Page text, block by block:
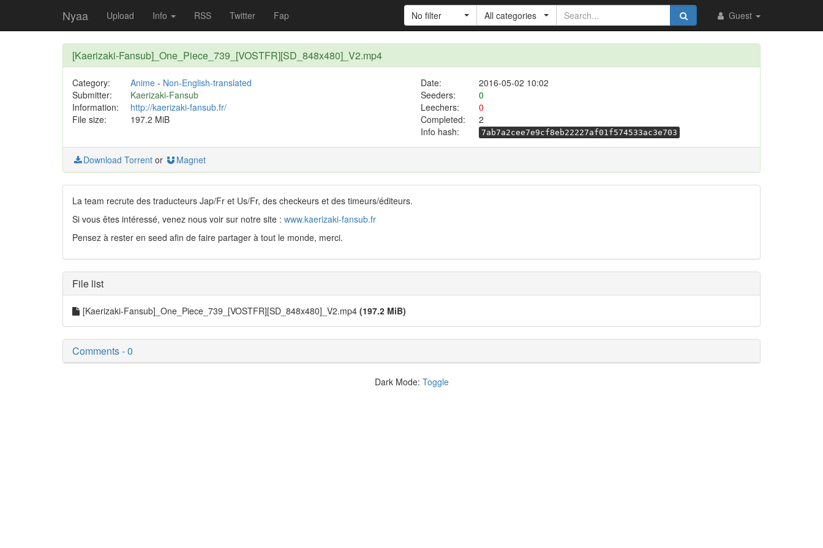
Nyaa Upload Info RSS Twitter Fap Guest
No filter All categories
[Kaerizaki-Fansub]_One_Piece_739_[VOSTFR][SD_848x480]_V2.mp4
Category: Anime- Non-English-translated Date:
2016-05-02 10:02
Submitter:
Kaerizaki-Fansub Seeders:
0
Information:
http://kaerizaki-fansub.fr/ Leechers:
0
File size:
197.2 MiB Completed:
2
Info hash:
7ab7a2cee7e9cf8eb22227af01f574533ac3e703
Download Torrent or Magnet
La team recrute des traducteurs Jap/Fr et Us/Fr, des checkeurs et des timeurs/éditeurs.
Si vous êtes intéressé, venez nous voir sur notre site : www.kaerizaki-fansub.fr
Pensez à rester en seed afin de faire partager à tout le monde, merci.
File list
[Kaerizaki-Fansub]_One_Piece_739_[VOSTFR][SD_848x480]_V2.mp4 (197.2 MiB)
Comments - 0
Dark Mode: Toggle